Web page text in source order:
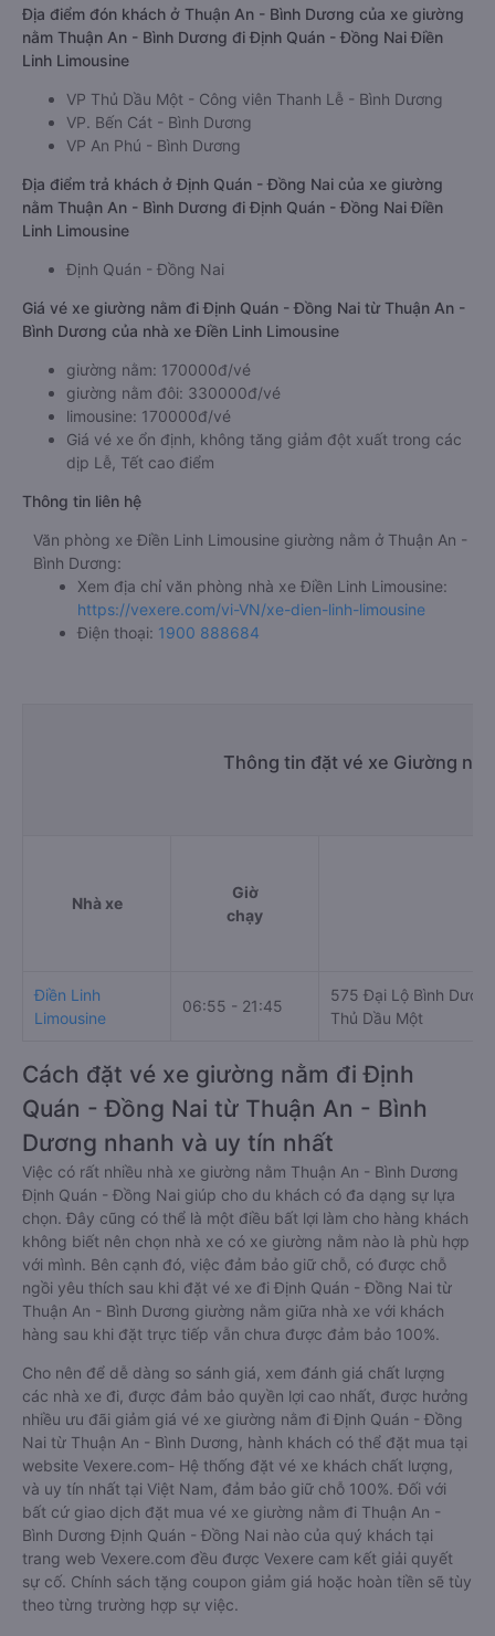
Địa điểm đón khách ở Thuận An - Bình Dương của xe giường
nằm Thuận An - Bình Dương đi Định Quán - Đồng Nai Điền
Linh Limousine
VP Thủ Dầu Một - Công viên Thanh Lễ - Bình Dương
VP. Bến Cát - Bình Dương
VP An Phú - Bình Dương
Địa điểm trả khách ở Định Quán - Đồng Nai của xe giường
nằm Thuận An - Bình Dương đi Định Quán - Đồng Nai Điền
Linh Limousine
Định Quán - Đồng Nai
Giá vé xe giường nằm đi Định Quán - Đồng Nai từ Thuận An -
Bình Dương của nhà xe Điền Linh Limousine
giường nằm: 170000đ/vé
giường nằm đôi: 330000đ/vé
limousine: 170000đ/vé
Giá vé xe ổn định, không tăng giảm đột xuất trong các
dịp Lễ, Tết cao điểm
Thông tin liên hệ
Văn phòng xe Điền Linh Limousine giường nằm ở Thuận An -
Bình Dương:
Xem địa chỉ văn phòng nhà xe Điền Linh Limousine:
https://vexere.com/vi-VN/xe-dien-linh-limousine
Điện thoại: 1900 888684
Thông tin đặt vé xe Giường
Nhà xe
Giờ
chạy
Điền Linh
Limousine
06:55 - 21:45
575 Đại Lộ Bình
Thủ Dầu Một
Cách đặt vé xe giường nằm đi Định
Quán - Đồng Nai từ Thuận An - Bình
Dương nhanh và uy tín nhất
Việc có rất nhiều nhà xe giường nằm Thuận An - Bình Dương
Định Quán - Đồng Nai giúp cho du khách có đa dạng sự lựa
chọn. Đây cũng có thể là một điều bất lợi làm cho hàng khách
không biết nên chọn nhà xe có xe giường nằm nào là phù hợp
với mình. Bên cạnh đó, việc đảm bảo giữ chỗ, có được chỗ
ngồi yêu thích sau khi đặt vé xe đi Định Quán - Đồng Nai từ
Thuận An - Bình Dương giường nằm giữa nhà xe với khách
hàng sau khi đặt trực tiếp vẫn chưa được đảm bảo 100%.
Cho nên để dễ dàng so sánh giá, xem đánh giá chất lượng
các nhà xe đi, được đảm bảo quyền lợi cao nhất, được hưởng
nhiều ưu đãi giảm giá vé xe giường nằm đi Định Quán - Đồng
Nai từ Thuận An - Bình Dương, hành khách có thể đặt mua tại
website Vexere.com- Hệ thống đặt vé xe khách chất lượng,
và uy tín nhất tại Việt Nam, đảm bảo giữ chỗ 100%. Đối với
bất cứ giao dịch đặt mua vé xe giường nằm đi Thuận An -
Bình Dương Định Quán - Đồng Nai nào của quý khách tại
trang web Vexere.com đều được Vexere cam kết giải quyết
sự cố. Chính sách tặng coupon giảm giá hoặc hoàn tiền sẽ tùy
theo từng trường hợp sự việc.